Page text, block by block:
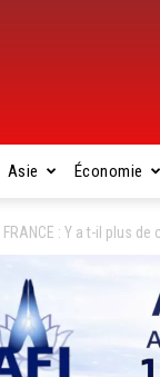
Asie Économie
FRANCE : Y a t-il plus